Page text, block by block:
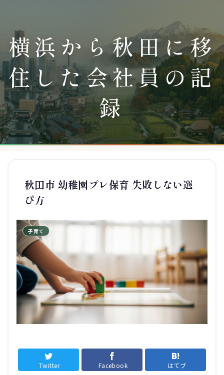
横浜から秋田に移
住した会社員の記
録
秋田市 幼稚園プレ保育 失敗しない選
び方
子育て
Twitter Facebook はてブ